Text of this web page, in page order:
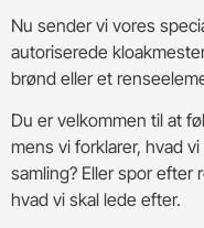
Nu sender vi vores
autoriserede
brønd eller et
Du er velkommen til at
mens vi forklarer, hvad
samling? Eller spor efter
hvad vi skal lede efter.